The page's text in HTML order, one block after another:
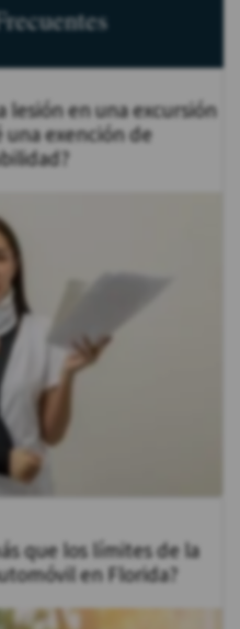
lesión en una excursión
exención de
que los límites de la
en Florida?